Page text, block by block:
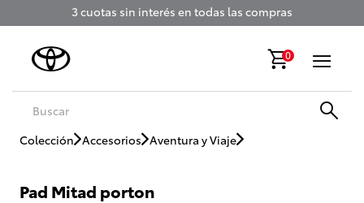
3 cuotas sin interés en todas las compras
0
Colección Accesorios Aventura y Viaje
Pad Mitad porton